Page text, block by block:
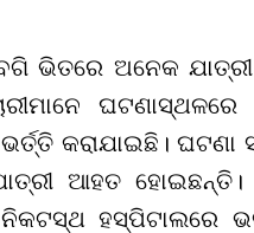
ଭିତରେ ଅନେକ
କରାଯାଇଛି। ଘଟଣା
ଆହତ
ହସ୍ପିଟାଲରେ